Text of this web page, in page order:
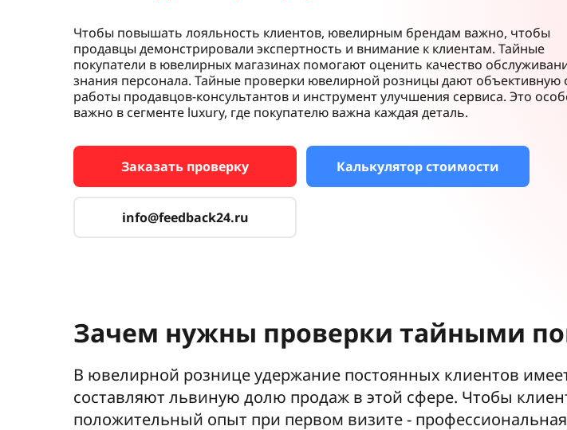
Чтобы повышать лояльность клиентов, ювелирным брендам важно, чтобы
продавцы демонстрировали экспертность и внимание к клиентам. Тайные
покупатели в ювелирных магазинах помогают оценить качество
знания персонала. Тайные проверки ювелирной розницы дают объективную
работы продавцов-консультантов и инструмент улучшения сервиса. Это
важно в сегменте luxury, где покупателю важна каждая деталь.
Заказать проверку Калькулятор стоимости
info@feedback24.ru
Зачем нужны проверки тайными
В ювелирной рознице удержание постоянных клиентов
составляют львиную долю продаж в этой сфере. Чтобы
положительный опыт при первом визите -